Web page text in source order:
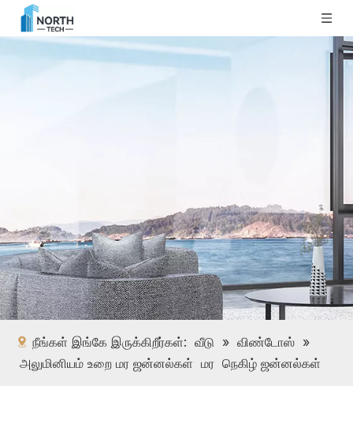
நீங்கள் இங்கே இருக்கிறீர்கள்: வீடு » விண்டோஸ் »
அலுமினியம் உறை மர ஜன்னல்கள் மர நெகிழ் ஜன்னல்கள்